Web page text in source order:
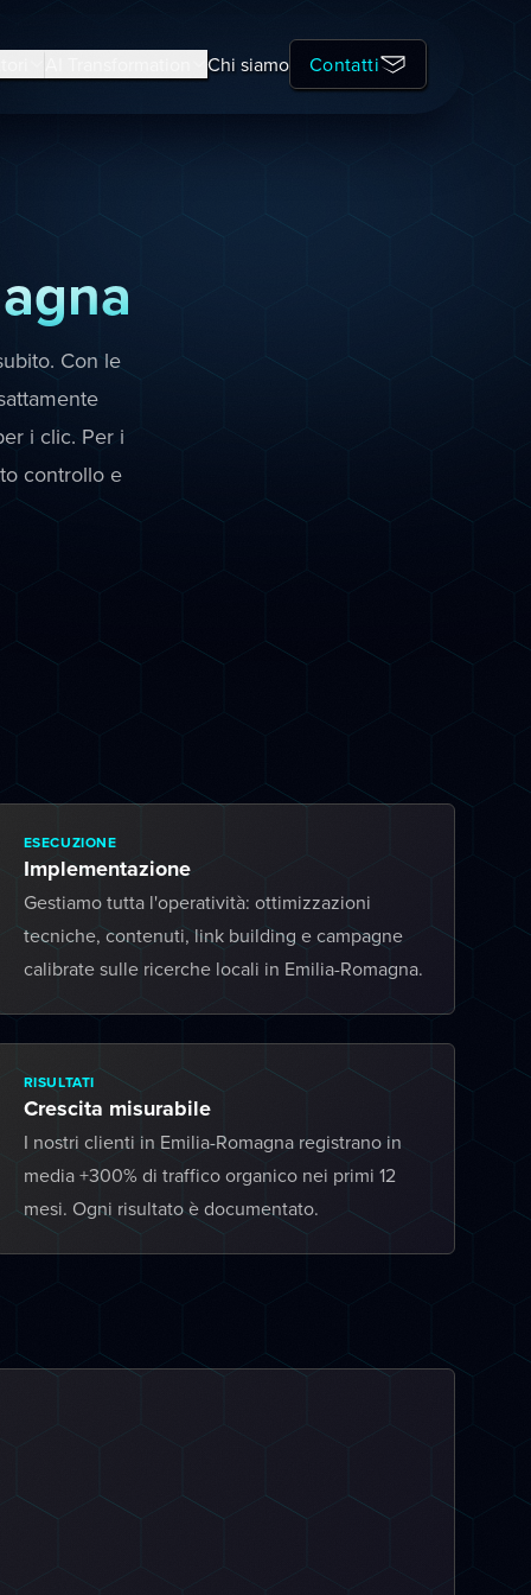
Chi siamo Contatti
Con le
i clic. Per i
controllo e
ESECUZIONE
Implementazione
Gestiamo tutta l'operatività: ottimizzazioni
tecniche, contenuti, link building e campagne
calibrate sulle ricerche locali in Emilia-Romagna.
RISULTATI
Crescita misurabile
I nostri clienti in Emilia-Romagna registrano in
media +300% di traffico organico nei primi 12
mesi. Ogni risultato è documentato.